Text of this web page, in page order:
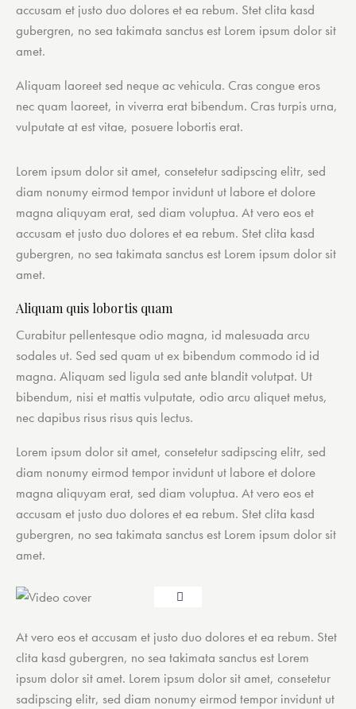
accusam et justo duo dolores et ea rebum. Stet clita kasd
gubergren, no sea takimata sanctus est Lorem ipsum dolor sit
amet.
Aliquam laoreet sed neque ac vehicula. Cras congue eros
nec quam laoreet, in viverra erat bibendum. Cras turpis urna,
vulputate at est vitae, posuere lobortis erat.
Lorem ipsum dolor sit amet, consetetur sadipscing elitr, sed
diam nonumy eirmod tempor invidunt ut labore et dolore
magna aliquyam erat, sed diam voluptua. At vero eos et
accusam et justo duo dolores et ea rebum. Stet clita kasd
gubergren, no sea takimata sanctus est Lorem ipsum dolor sit
amet.
Aliquam quis lobortis quam
Curabitur pellentesque odio magna, id malesuada arcu
sodales ut. Sed sed quam ut ex bibendum commodo id id
magna. Aliquam sed ligula sed ante blandit volutpat. Ut
bibendum, nisi et mattis vulputate, odio arcu aliquet metus,
nec dapibus risus risus quis lectus.
Lorem ipsum dolor sit amet, consetetur sadipscing elitr, sed
diam nonumy eirmod tempor invidunt ut labore et dolore
magna aliquyam erat, sed diam voluptua. At vero eos et
accusam et justo duo dolores et ea rebum. Stet clita kasd
gubergren, no sea takimata sanctus est Lorem ipsum dolor sit
amet.
At vero eos et accusam et justo duo dolores et ea rebum. Stet
clita kasd gubergren, no sea takimata sanctus est Lorem
ipsum dolor sit amet. Lorem ipsum dolor sit amet, consetetur
sadipscing elitr, sed diam nonumy eirmod tempor invidunt ut